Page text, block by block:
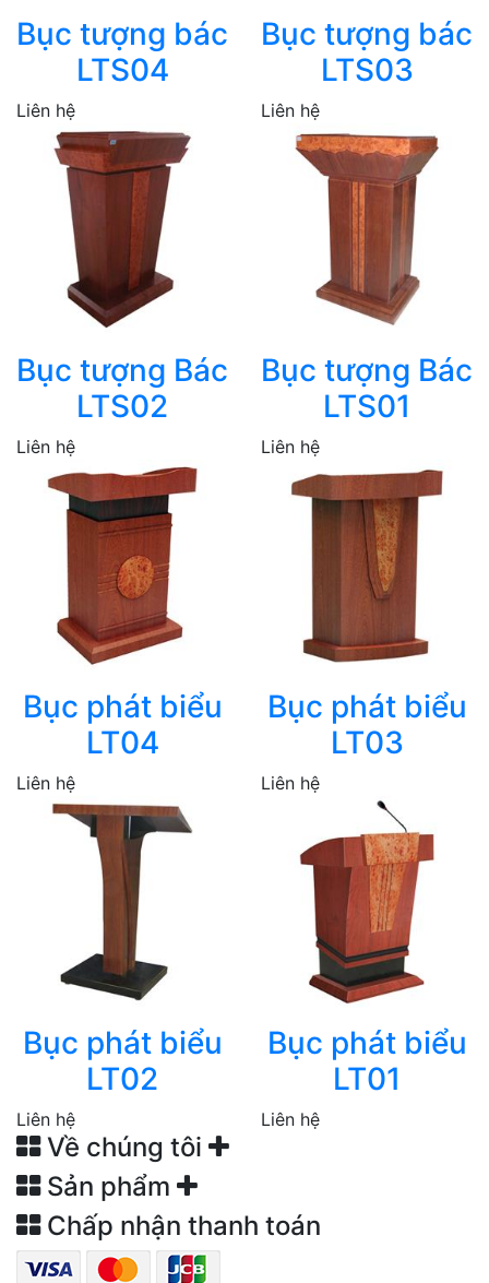
Bục tượng bác
LTS04
Liên hệ
Bục tượng bác
LTS03
Liên hệ
Bục tượng Bác
LTS02
Liên hệ
Bục tượng Bác
LTS01
Liên hệ
Bục phát biểu
LT04
Liên hệ
Bục phát biểu
LT03
Liên hệ
Bục phát biểu
LT02
Liên hệ
Bục phát biểu
LT01
Liên hệ
Về chúng tôi
Sản phẩm
Chấp nhận thanh toán